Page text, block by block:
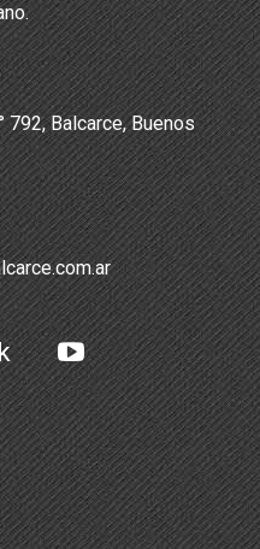
792, Balcarce, Buenos